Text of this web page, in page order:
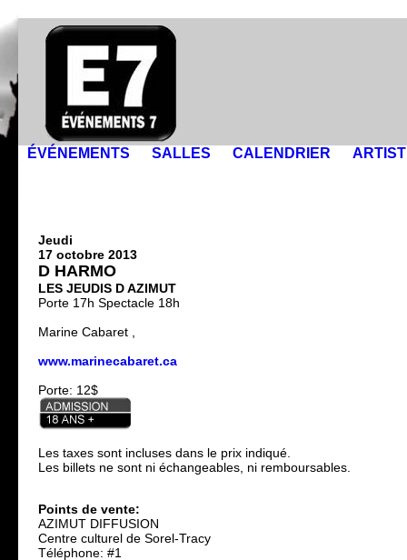
ÉVÉNEMENTS SALLES CALENDRIER
Jeudi
17 octobre 2013
D HARMO
LES JEUDIS D AZIMUT
Porte 17h Spectacle 18h
Marine Cabaret ,
www.marinecabaret.ca
Porte: 12$
Les taxes sont incluses dans le prix indiqué.
Les billets ne sont ni échangeables, ni remboursables.
Points de vente:
AZIMUT DIFFUSION
Centre culturel de Sorel-Tracy
Téléphone: #1